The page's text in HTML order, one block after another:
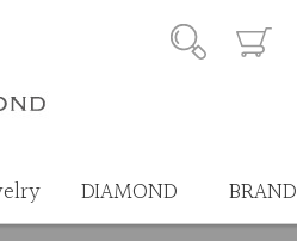
DIAMOND BRAND